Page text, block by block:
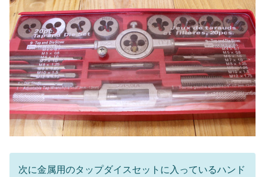
次に金属用のタップダイスセットに入っているハンド